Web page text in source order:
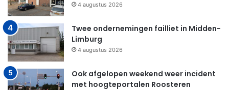
4 augustus 2026
Twee ondernemingen failliet in Midden-
Limburg
4 augustus 2026
Ook afgelopen weekend weer incident
met hoogteportalen Roosteren